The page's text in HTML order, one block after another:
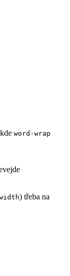
word-wrap
) třeba na